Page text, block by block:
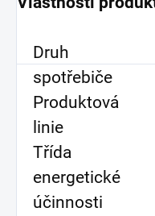
Druh
spotřebiče
Produktová
linie
Třída
energetické
účinnosti